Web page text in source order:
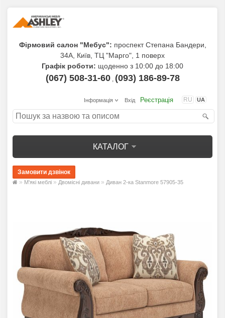
Фірмовий салон "Мебус": проспект Степана Бандери,
34А, Київ, ТЦ "Марго", 1 поверх
Графік роботи: щоденно з 10:00 до 18:00
(067) 508-31-60, (093) 186-89-78
RU UA
Інформація Вхід Реєстрація
КАТАЛОГ
» М'які меблі » Двомісні дивани » Диван 2-ка Stanmore 57905-35